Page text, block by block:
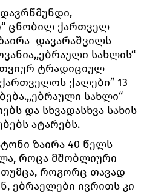
ცნობილ ქართველ
დავარაშვილს
სახლის“
ტრადიციულ
ქალები” 13
სახლი“
და სხვადასხვა სახის
ატარებს.
ზაირა 40 წელს
როცა მშობლიური
თუმცა, როგორც თავად
ებრაელები ივრითს კი